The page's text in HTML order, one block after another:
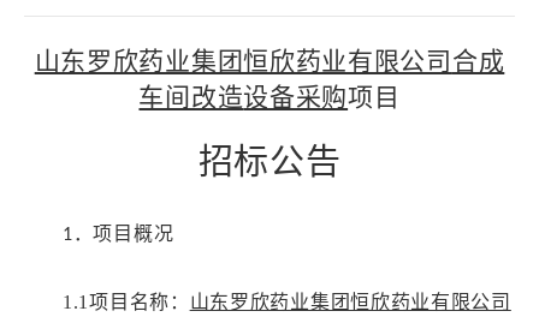
山东罗欣药业集团恒欣药业有限公司 合成
车间改造设备采购项目
招标公告
1．项目概况
1.1项目名称： 山东罗欣药业集团恒欣药业有限公司